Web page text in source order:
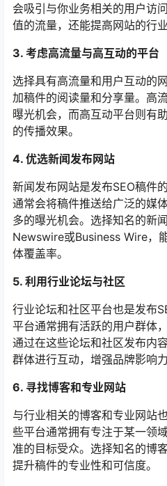
会吸引与你业务相关的用户访
值的流量，还能提高网站的行
3. 考虑高流量与高互动的平台
选择具有高流量和用户互动的
加稿件的阅读量和分享量。高
曝光机会，而高互动平台则有
的传播效果。
4. 优选新闻发布网站
新闻发布网站是发布SEO稿件
通常会将稿件推送给广泛的媒
多的曝光机会。选择知名的新
Newswire或Business Wire，
体覆盖率。
5. 利用行业论坛与社区
行业论坛和社区平台也是发布
平台通常拥有活跃的用户群体
通过在这些论坛和社区发布内
群体进行互动，增强品牌影响力
6. 寻找博客和专业网站
与行业相关的博客和专业网站
些平台通常拥有专注于某一领
准的目标受众。选择知名的博
提升稿件的专业性和可信度。